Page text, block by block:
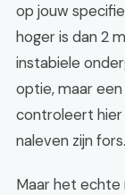
op jouw
hoger is dan 2
instabiele
optie, maar
controleert
naleven zijn fors.
Maar het echte